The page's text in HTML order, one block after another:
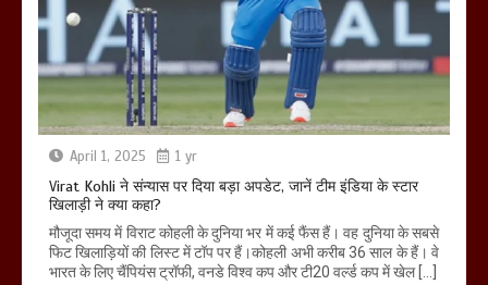
April 1, 2025 1 yr
Virat Kohli ने संन्यास पर दिया बड़ा अपडेट, जानें टीम इंडिया के स्टार
खिलाड़ी ने क्या कहा?
मौजूदा समय में विराट कोहली के दुनिया भर में कई फैंस हैं। वह दुनिया के सबसे
फिट खिलाड़ियों की लिस्ट में टॉप पर हैं।कोहली अभी करीब 36 साल के हैं। वे
भारत के लिए चैंपियंस ट्रॉफी, वनडे विश्व कप और टी20 वर्ल्ड कप में खेल […]